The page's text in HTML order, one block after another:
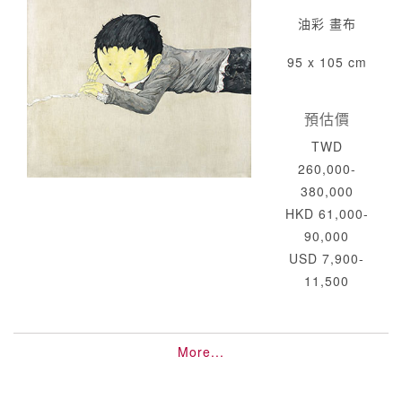
油彩 畫布
95 x 105 cm
預估價
TWD
260,000-
380,000
HKD 61,000-
90,000
USD 7,900-
11,500
More...